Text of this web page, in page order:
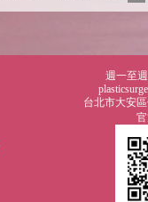
週一至
台北市大安